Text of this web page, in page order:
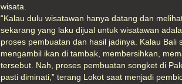
wisata.
“Kalau dulu wisatawan hanya datang dan
sekarang yang laku dijual untuk wisatawan
proses pembuatan dan hasil jadinya. Kalau Bali
mengambil ikan di tambak, membersihkan,
tersebut. Nah, proses pembuatan songket di
pasti diminati,” terang Lokot saat menjadi